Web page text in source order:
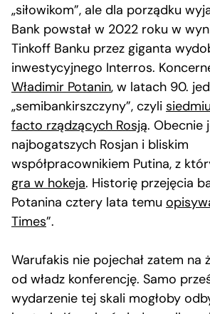
„siłowikom”, ale dla porządku
Bank powstał w 2022 roku w
Tinkoff Banku przez giganta
inwestycyjnego Interros.
Władimir Potanin, w latach 90.
„semibankirszczyny”, czyli
facto rządzących Rosją. Obecnie
najbogatszych Rosjan i bliskim
współpracownikiem Putina, z
gra w hokeja. Historię przejęcia
Potanina cztery lata temu
Times”.
Warufakis nie pojechał zatem na
od władz konferencję. Samo
wydarzenie tej skali mogłoby